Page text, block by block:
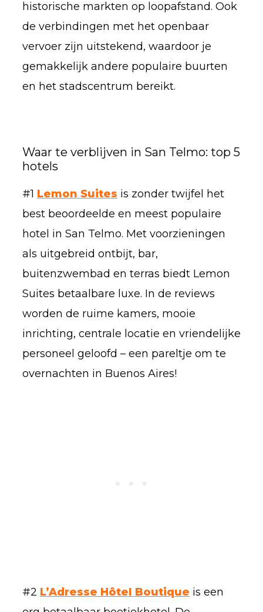
historische markten op loopafstand. Ook
de verbindingen met het openbaar
vervoer zijn uitstekend, waardoor je
gemakkelijk andere populaire buurten
en het stadscentrum bereikt.
Waar te verblijven in San Telmo: top 5
hotels
#1 Lemon Suites is zonder twijfel het
best beoordeelde en meest populaire
hotel in San Telmo. Met voorzieningen
als uitgebreid ontbijt, bar,
buitenzwembad en terras biedt Lemon
Suites betaalbare luxe. In de reviews
worden de ruime kamers, mooie
inrichting, centrale locatie en vriendelijke
personeel geloofd – een pareltje om te
overnachten in Buenos Aires!
#2 L’Adresse Hôtel Boutique is een